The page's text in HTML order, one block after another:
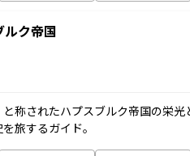
ク帝国
と称されたハプスブルク帝国の栄
旅するガイド。